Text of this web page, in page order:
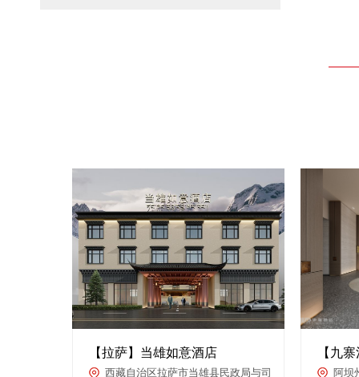
【拉萨】当雄如意酒店
西藏自治区拉萨市当雄县民政局与司
【九
阿坝